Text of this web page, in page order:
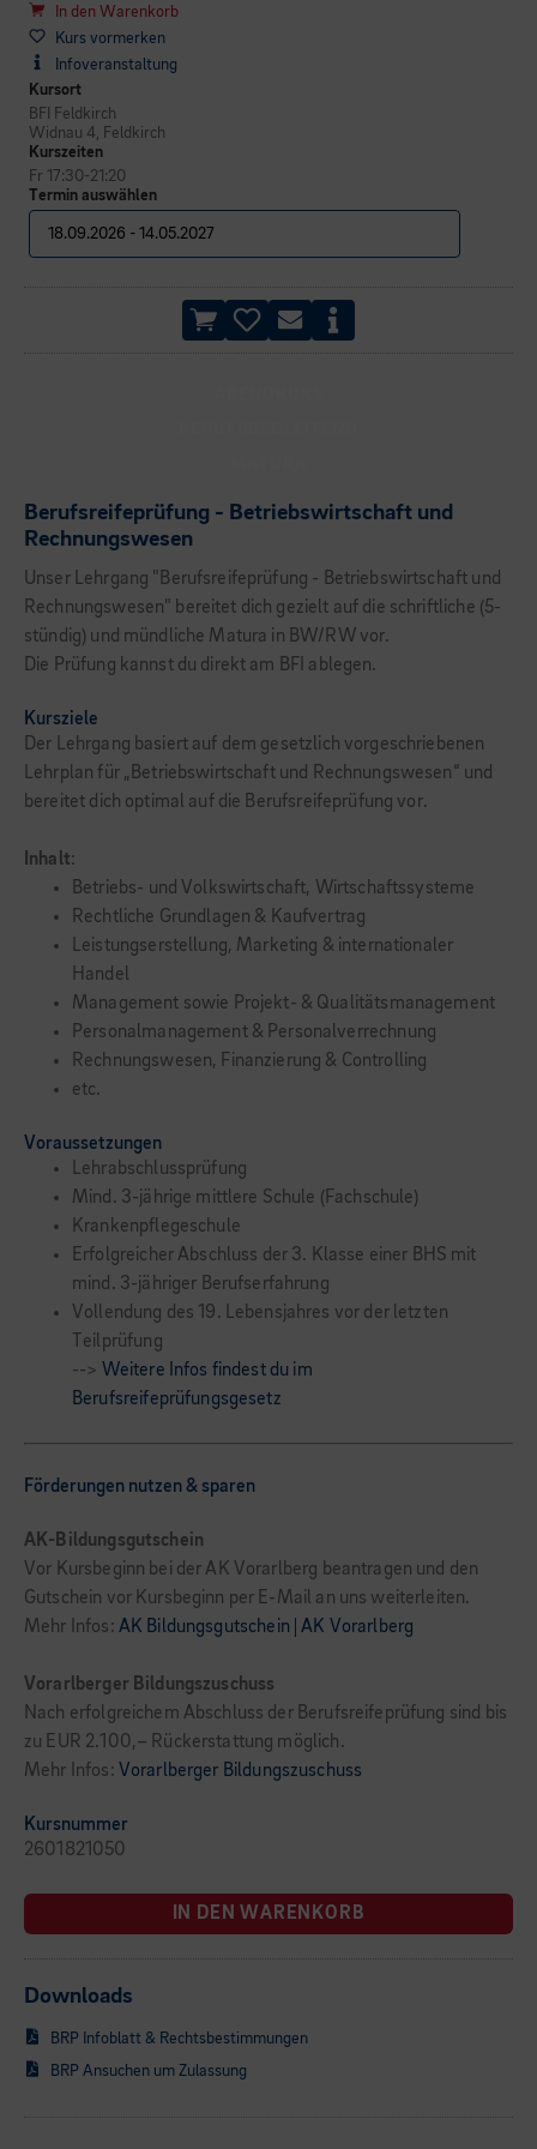
In den Warenkorb
Kurs vormerken
Infoveranstaltung
Kursort
BFI Feldkirch
Widnau 4, Feldkirch
Termin auswählen
Kurszeiten
Fr 17:30-21:20
Berufsreifeprüfung - Betriebswirtschaft und
Rechnungswesen
Unser Lehrgang "Berufsreifeprüfung - Betriebswirtschaft und
Rechnungswesen" bereitet dich gezielt auf die schriftliche (5-
stündig) und mündliche Matura in BW/RW vor.
Die Prüfung kannst du direkt am BFI ablegen.
Kursziele
Der Lehrgang basiert auf dem gesetzlich vorgeschriebenen
Lehrplan für „Betriebswirtschaft und Rechnungswesen“ und
bereitet dich optimal auf die Berufsreifeprüfung vor.
Inhalt:
Betriebs- und Volkswirtschaft, Wirtschaftssysteme
Rechtliche Grundlagen & Kaufvertrag
Leistungserstellung, Marketing & internationaler
Handel
Management sowie Projekt- & Qualitätsmanagement
Personalmanagement & Personalverrechnung
Rechnungswesen, Finanzierung & Controlling
etc.
Voraussetzungen
Lehrabschlussprüfung
Mind. 3-jährige mittlere Schule (Fachschule)
Krankenpflegeschule
Erfolgreicher Abschluss der 3. Klasse einer BHS mit
mind. 3-jähriger Berufserfahrung
Vollendung des 19. Lebensjahres vor der letzten
Teilprüfung
--> Weitere Infos findest du im
Berufsreifeprüfungsgesetz
Förderungen nutzen & sparen
AK-Bildungsgutschein
Vor Kursbeginn bei der AK Vorarlberg beantragen und den
Gutschein vor Kursbeginn per E-Mail an uns weiterleiten.
Mehr Infos: AK Bildungsgutschein | AK Vorarlberg
Vorarlberger Bildungszuschuss
Nach erfolgreichem Abschluss der Berufsreifeprüfung sind bis
zu EUR 2.100,– Rückerstattung möglich.
Mehr Infos: Vorarlberger Bildungszuschuss
Kursnummer
2601821050
IN DEN WARENKORB
Downloads
BRP Infoblatt & Rechtsbestimmungen
BRP Ansuchen um Zulassung